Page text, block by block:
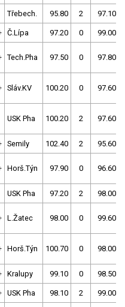
Třebech. 95.80 2 97.10
Č.Lípa 97.20 0 99.00
Tech.Pha 97.50 0 97.80
Sláv.KV 100.20 0 97.60
USK Pha 100.20 2 97.60
Semily 102.40 2 95.60
Horš.Týn 97.90 0 96.60
USK Pha 97.20 2 98.00
L.Žatec 98.00 0 99.60
Horš.Týn 100.70 0 98.00
Kralupy 99.10 0 98.50
USK Pha 98.10 2 99.00